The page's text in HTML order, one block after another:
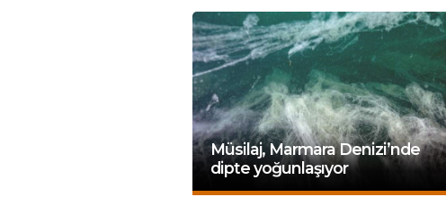
Müsilaj, Marmara Denizi’nde
dipte yoğunlaşıyor